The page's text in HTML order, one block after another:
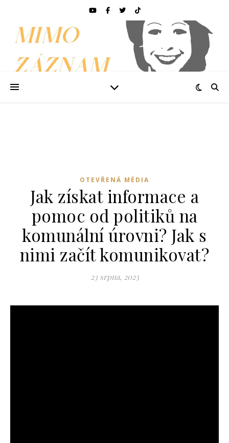
OTEVŘENÁ MÉDIA
Jak získat informace a
pomoc od politiků na
komunální úrovni? Jak s
nimi začít komunikovat?
23 srpna, 2023